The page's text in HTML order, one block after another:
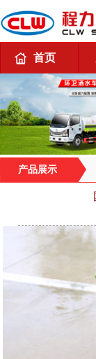
首页
产品展示